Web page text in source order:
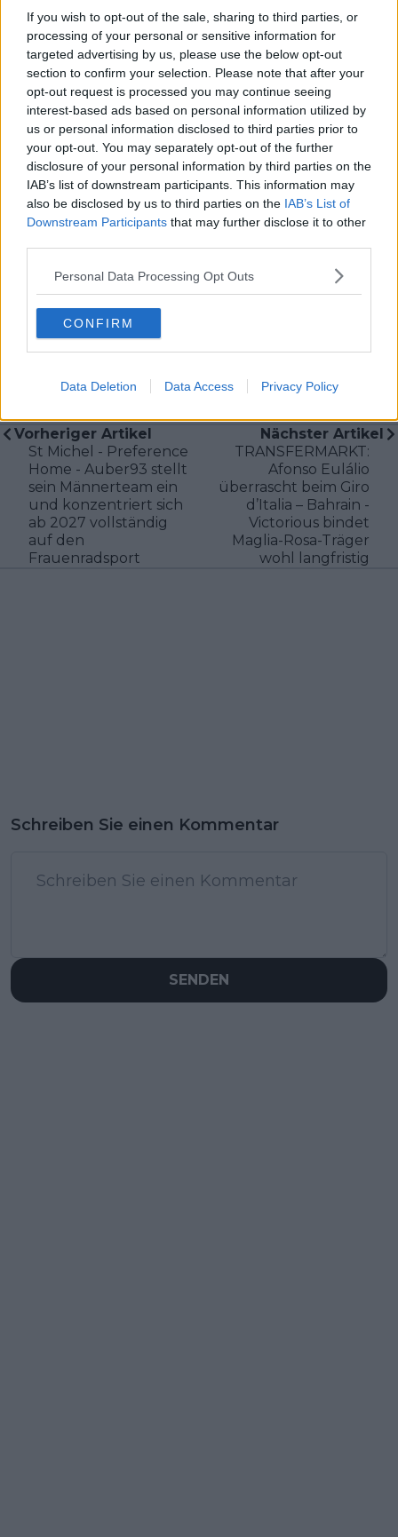
If you wish to opt-out of the sale, sharing to third parties, or
processing of your personal or sensitive information for
targeted advertising by us, please use the below opt-out
section to confirm your selection. Please note that after your
opt-out request is processed you may continue seeing
interest-based ads based on personal information utilized by
us or personal information disclosed to third parties prior to
your opt-out. You may separately opt-out of the further
disclosure of your personal information by third parties on the
IAB’s list of downstream participants. This information may
also be disclosed by us to third parties on the IAB’s List of
Downstream Participants that may further disclose it to other
Personal Data Processing Opt Outs
CONFIRM
Data Deletion Data Access Privacy Policy
Schwerpunkt liegt auf Vorberichten,
Rennzusammenfassungen und Analysen, mit denen er
Entwicklungen im Peloton klar einordnet.
Bei seiner Arbeit wird Nic von den Kolleginnen und
Kollegen der Schwesterplattform CyclingUpToDate
unterstützt, wodurch er regelmäßig direkten Zugang zu
Teams, Fahrern und offiziellen Terminen erhält. Er arbeitet
aus der Nähe von München und steht kurz vor dem
Abschluss als Bachelor of Arts in Sportjournalismus. In
seiner Berichterstattung legt er großen Wert auf
sorgfältige Quellenprüfung, präzise Einordnung und
aktualisiert Inhalte, sobald neue, gesicherte
Informationen vorliegen.
Besucher 1
Vorheriger Artikel
St Michel - Preference
Home - Auber93 stellt
sein Männerteam ein
und konzentriert sich
ab 2027 vollständig
auf den
Frauenradsport
Nächster Artikel
TRANSFERMARKT:
Afonso Eulálio
überrascht beim Giro
d’Italia – Bahrain -
Victorious bindet
Maglia-Rosa-Träger
wohl langfristig
Schreiben Sie einen Kommentar
SENDEN